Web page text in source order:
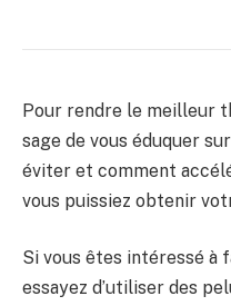
Pour rendre le meilleur
sage de vous éduquer
éviter et comment
vous puissiez obtenir
Si vous êtes intéressé à
essayez d’utiliser des